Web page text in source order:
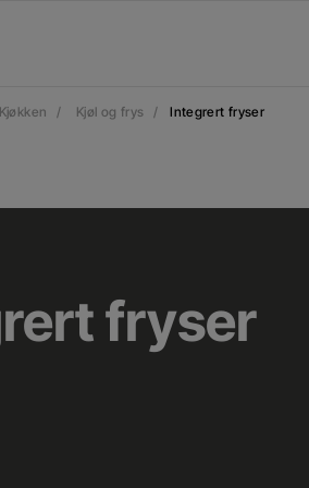
Kjøkken / Kjøl og frys / Integrert fryser
fryser